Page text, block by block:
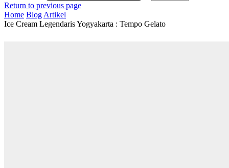
Return to previous page
Home Blog Artikel
Ice Cream Legendaris Yogyakarta : Tempo Gelato